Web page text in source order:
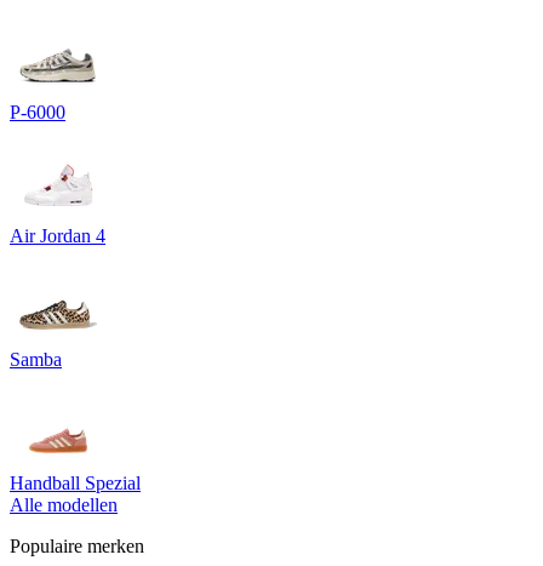
P-6000
Air Jordan 4
Samba
Handball Spezial
Alle modellen
Populaire merken